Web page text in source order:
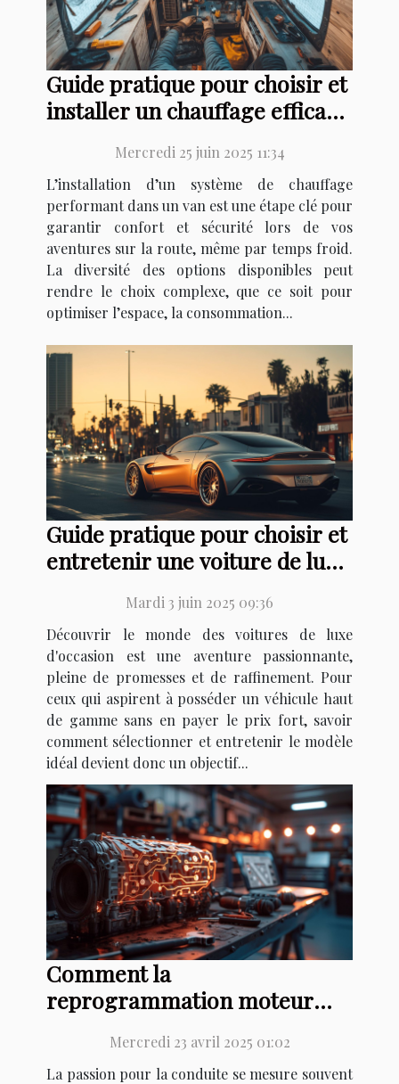
Guide pratique pour choisir et
installer un chauffage efficace
Mercredi 25 juin 2025 11:34
L’installation d’un système de chauffage
performant dans un van est une étape clé pour
garantir confort et sécurité lors de vos
aventures sur la route, même par temps froid.
La diversité des options disponibles peut
rendre le choix complexe, que ce soit pour
optimiser l’espace, la consommation...
Guide pratique pour choisir et
entretenir une voiture de luxe
Mardi 3 juin 2025 09:36
Découvrir le monde des voitures de luxe
d'occasion est une aventure passionnante,
pleine de promesses et de raffinement. Pour
ceux qui aspirent à posséder un véhicule haut
de gamme sans en payer le prix fort, savoir
comment sélectionner et entretenir le modèle
idéal devient donc un objectif...
Comment la
reprogrammation moteur
expérience de conduite
Mercredi 23 avril 2025 01:02
La passion pour la conduite se mesure souvent